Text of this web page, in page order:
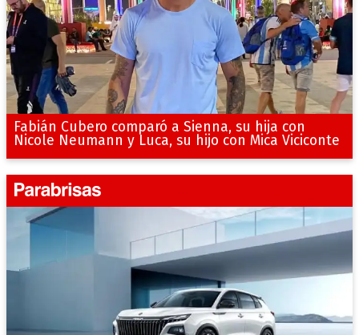
Fabián Cubero comparó a Sienna, su hija con
Nicole Neumann y Luca, su hijo con Mica Viciconte